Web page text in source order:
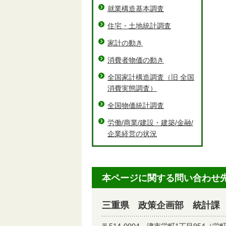
就業構造基本調査
住宅・土地統計調査
家計の動き
消費者物価の動き
全国家計構造調査（旧 全国
消費実態調査）
全国物価統計調査
労働/商業/建設・建築/金融/
企業経営の状況
本ページに関する問い合わせ
三重県 政策企画部 統計課